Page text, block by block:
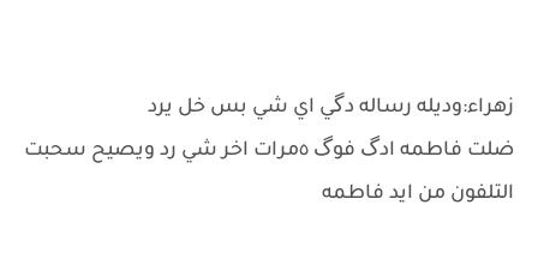
زهراء:وديله رساله دگي اي شي بس خل يرد
ضلت فاطمه ادگ فوگ ٥مرات اخر شي رد ويصيح سحبت
التلفون من ايد فاطمه